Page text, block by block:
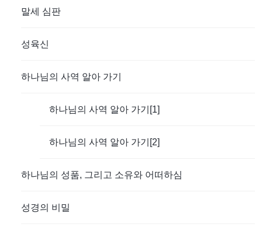
말세 심판
성육신
하나님의 사역 알아 가기
하나님의 사역 알아 가기[1]
하나님의 사역 알아 가기[2]
하나님의 성품, 그리고 소유와 어떠하심
성경의 비밀